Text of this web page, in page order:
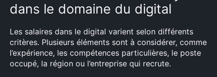
dans le domaine du digital
Les salaires dans le digital varient selon différents
critères. Plusieurs éléments sont à considérer, comme
l’expérience, les compétences particulières, le poste
occupé, la région ou l’entreprise qui recrute.